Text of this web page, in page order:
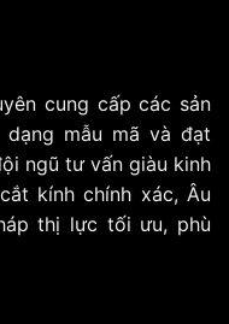
cung cấp các sản
dạng mẫu mã và đạt
ngũ tư vấn giàu kinh
kính chính xác, Âu
thị lực tối ưu, phù